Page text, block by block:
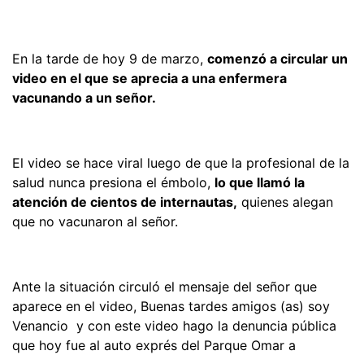
En la tarde de hoy 9 de marzo, comenzó a circular un
video en el que se aprecia a una enfermera
vacunando a un señor.
El video se hace viral luego de que la profesional de la
salud nunca presiona el émbolo, lo que llamó la
atención de cientos de internautas, quienes alegan
que no vacunaron al señor.
Ante la situación circuló el mensaje del señor que
aparece en el video, Buenas tardes amigos (as) soy
Venancio y con este video hago la denuncia pública
que hoy fue al auto exprés del Parque Omar a